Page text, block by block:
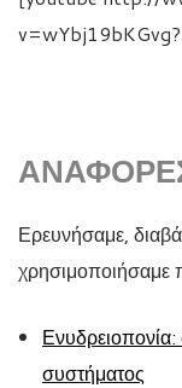
Ερευνήσαμε,
χρησιμοποιήσαμε
Ενυδρειοπονία:
συστήματος